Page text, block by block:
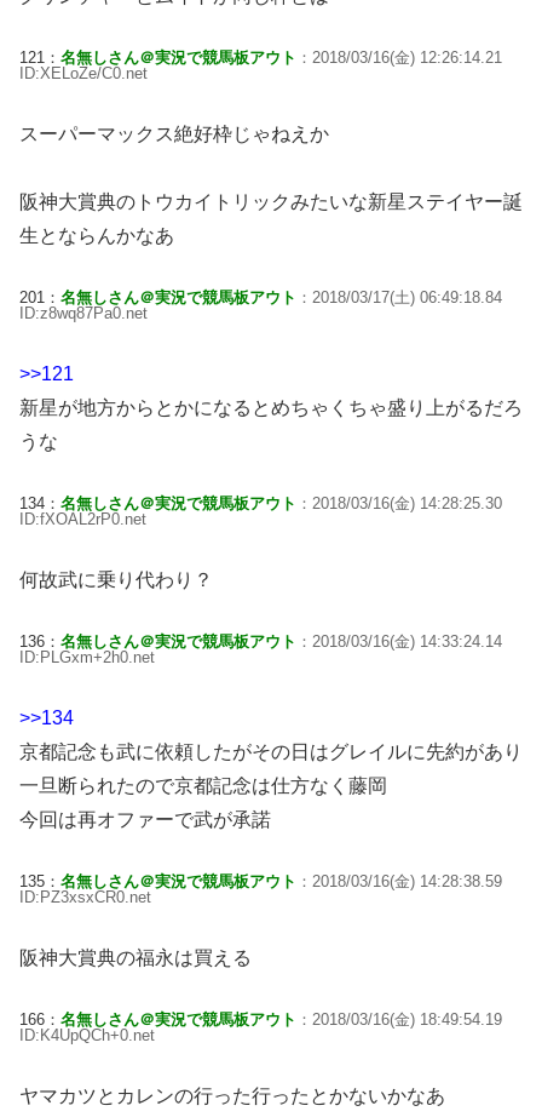
121： 名無しさん＠実況で競馬板アウト ：2018/03/16(金) 12:26:14.21
ID:XELoZe/C0.net
スーパーマックス絶好枠じゃねえか
阪神大賞典のトウカイトリックみたいな新星ステイヤー誕
生とならんかなあ
201： 名無しさん＠実況で競馬板アウト ：2018/03/17(土) 06:49:18.84
ID:z8wq87Pa0.net
>>121
新星が地方からとかになるとめちゃくちゃ盛り上がるだろ
うな
134： 名無しさん＠実況で競馬板アウト ：2018/03/16(金) 14:28:25.30
ID:fXOAL2rP0.net
何故武に乗り代わり？
136： 名無しさん＠実況で競馬板アウト ：2018/03/16(金) 14:33:24.14
ID:PLGxm+2h0.net
>>134
京都記念も武に依頼したがその日はグレイルに先約があり
一旦断られたので京都記念は仕方なく藤岡
今回は再オファーで武が承諾
135： 名無しさん＠実況で競馬板アウト ：2018/03/16(金) 14:28:38.59
ID:PZ3xsxCR0.net
阪神大賞典の福永は買える
166： 名無しさん＠実況で競馬板アウト ：2018/03/16(金) 18:49:54.19
ID:K4UpQCh+0.net
ヤマカツとカレンの行った行ったとかないかなあ